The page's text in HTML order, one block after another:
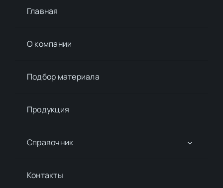
Главная
О компании
Подбор материалa
Продукция
Справочник
Контакты